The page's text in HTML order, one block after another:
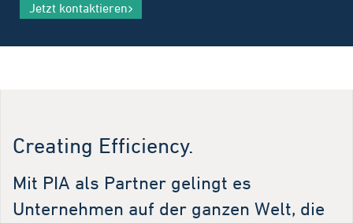
Jetzt kontaktieren
Creating Efficiency.
Mit PIA als Partner gelingt es
Unternehmen auf der ganzen Welt, die